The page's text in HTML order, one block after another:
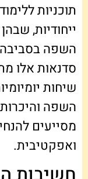
תוכניות
ייחודיות,
השפה בסביבה
סדנאות אלו
שיחות
השפה
מסייעים
ואפקטיבית.